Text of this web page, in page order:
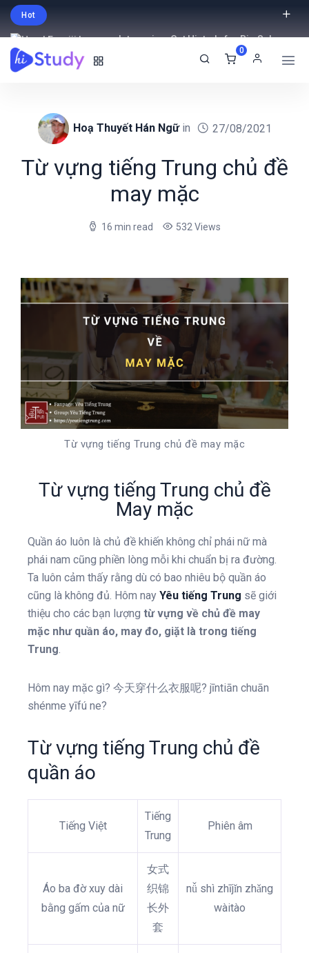
Hot
Intro price. Get Histudy for Big Sale
-95% off.
0
Hoạ Thuyết Hán Ngữin 27/08/2021
Từ vựng tiếng Trung chủ đề
may mặc
16 min read 532 Views
Từ vựng tiếng Trung chủ đề may mặc
Từ vựng tiếng Trung chủ đề
May mặc
Quần áo luôn là chủ đề khiến không chỉ phái nữ mà
phái nam cũng phiền lòng mỗi khi chuẩn bị ra đường.
Ta luôn cảm thấy rằng dù có bao nhiêu bộ quần áo
cũng là không đủ. Hôm nay Yêu tiếng Trung sẽ giới
thiệu cho các bạn lượng từ vựng về chủ đề may
mặc như quần áo, may đo, giặt là trong tiếng
Trung
Hôm nay mặc gì? 今天穿什么衣服呢? jīntiān chuān
shénme yīfú ne?
Từ vựng tiếng Trung chủ đề
quần áo
Tiếng Việt
Tiếng
Trung
Phiên âm
Áo ba đờ xuy dài
bằng gấm của nữ
女式
织锦
长外
套
nǚ shì zhījǐn zhǎng
wàitào